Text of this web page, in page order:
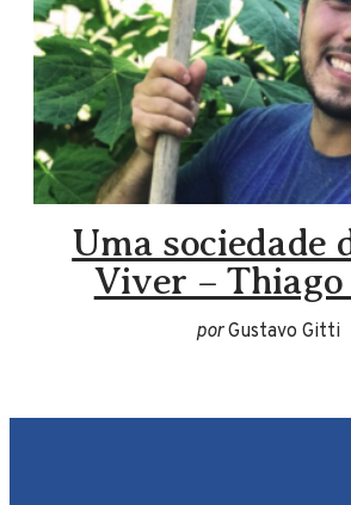
Uma sociedade
Viver –
porGustavo Gitti